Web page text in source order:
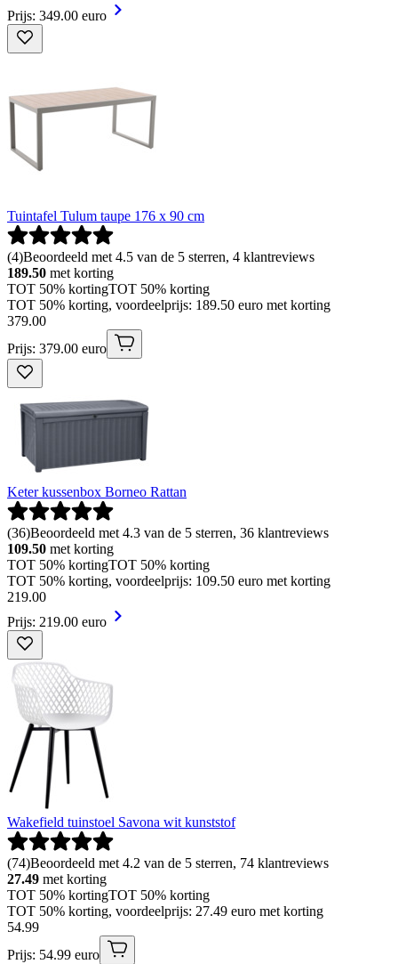
Prijs: 349.00 euro
Tuintafel Tulum taupe 176 x 90 cm
(4)Beoordeeld met 4.5 van de 5 sterren, 4 klantreviews
189.50 met korting
TOT 50% kortingTOT 50% korting
TOT 50% korting, voordeelprijs: 189.50 euro met korting
379.00
Prijs: 379.00 euro
Keter kussenbox Borneo Rattan
(36)Beoordeeld met 4.3 van de 5 sterren, 36 klantreviews
109.50 met korting
TOT 50% kortingTOT 50% korting
TOT 50% korting, voordeelprijs: 109.50 euro met korting
219.00
Prijs: 219.00 euro
Wakefield tuinstoel Savona wit kunststof
(74)Beoordeeld met 4.2 van de 5 sterren, 74 klantreviews
27.49 met korting
TOT 50% kortingTOT 50% korting
TOT 50% korting, voordeelprijs: 27.49 euro met korting
54.99
Prijs: 54.99 euro